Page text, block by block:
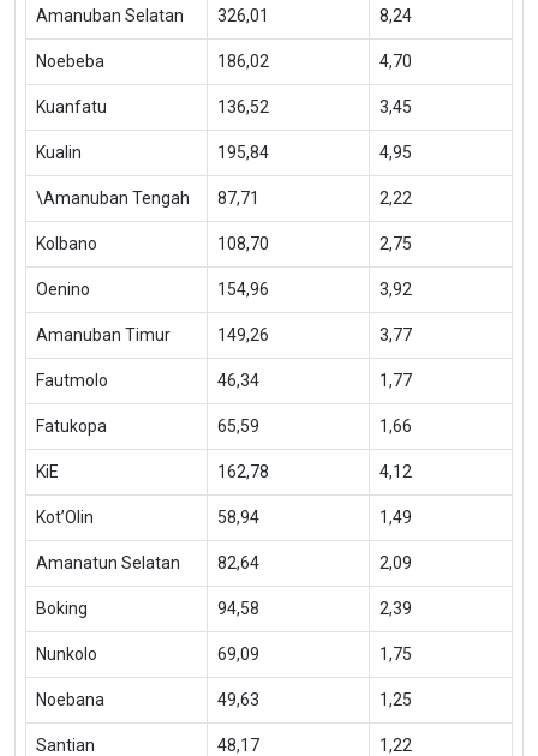
Amanuban Selatan 326,01 8,24
Noebeba 186,02 4,70
Kuanfatu 136,52 3,45
Kualin 195,84 4,95
\Amanuban Tengah 87,71 2,22
Kolbano 108,70 2,75
Oenino 154,96 3,92
Amanuban Timur 149,26 3,77
Fautmolo 46,34 1,77
Fatukopa 65,59 1,66
KiE 162,78 4,12
Kot’Olin 58,94 1,49
Amanatun Selatan 82,64 2,09
Boking 94,58 2,39
Nunkolo 69,09 1,75
Noebana 49,63 1,25
Santian 48,17 1,22